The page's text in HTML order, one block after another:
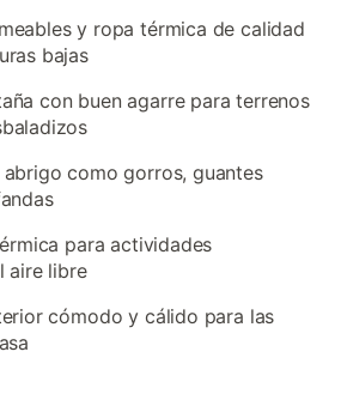
y ropa térmica de calidad
bajas
con buen agarre para terrenos
como gorros, guantes
para actividades
aire libre
cómodo y cálido para las